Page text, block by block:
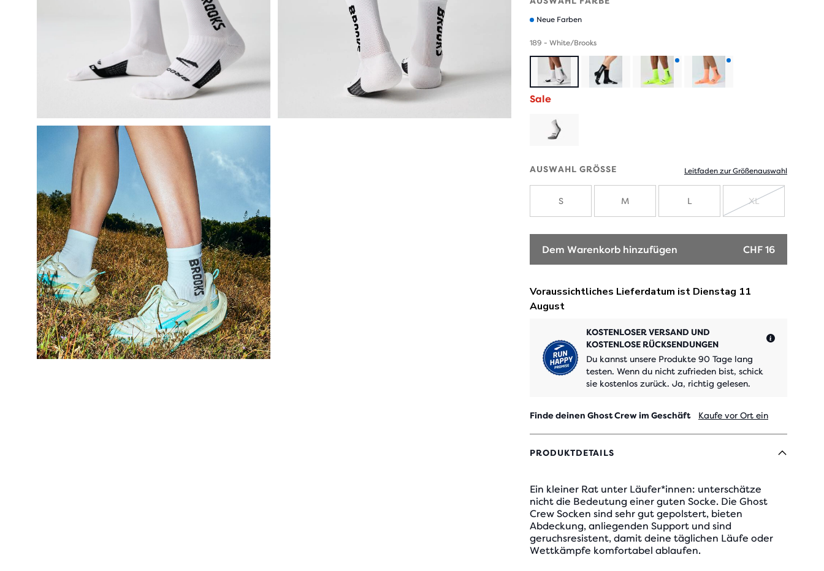
Neue Farben
189 - White/Brooks
Produkt
Produkt
Sale
AUSWAHL GRÖSSE Leitfaden zur Größenauswahl
S M L XL
Dem Warenkorb hinzufügen CHF 16
KOSTENLOSER VERSAND UND
KOSTENLOSE RÜCKSENDUNGEN
Du kannst unsere Produkte 90 Tage lang
testen. Wenn du nicht zufrieden bist, schick
sie kostenlos zurück. Ja, richtig gelesen.
Finde deinen Ghost Crew im Geschäft Kaufe vor Ort ein
PRODUKTDETAILS
Ein kleiner Rat unter Läufer*innen: unterschätze
nicht die Bedeutung einer guten Socke. Die Ghost
Crew Socken sind sehr gut gepolstert, bieten
Abdeckung, anliegenden Support und sind
geruchsresistent, damit deine täglichen Läufe oder
Wettkämpfe komfortabel ablaufen.